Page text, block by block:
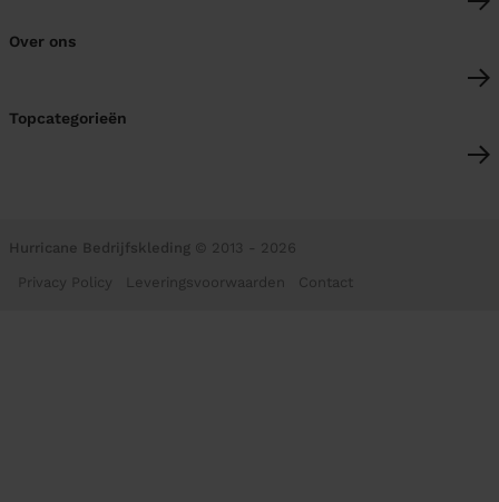
Over ons
Topcategorieën
Hurricane Bedrijfskleding © 2013 - 2026
Privacy Policy Leveringsvoorwaarden Contact